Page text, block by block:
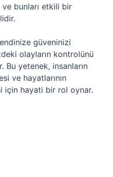
ve bunları etkili bir
güveninizi
olayların kontrolünü
Bu yetenek, insanların
ve hayatlarının
için hayati bir rol oynar.